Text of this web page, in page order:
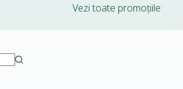
Vezi toate promoțiile